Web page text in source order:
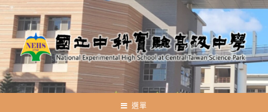
跳
轉
至
主
要
內
選單